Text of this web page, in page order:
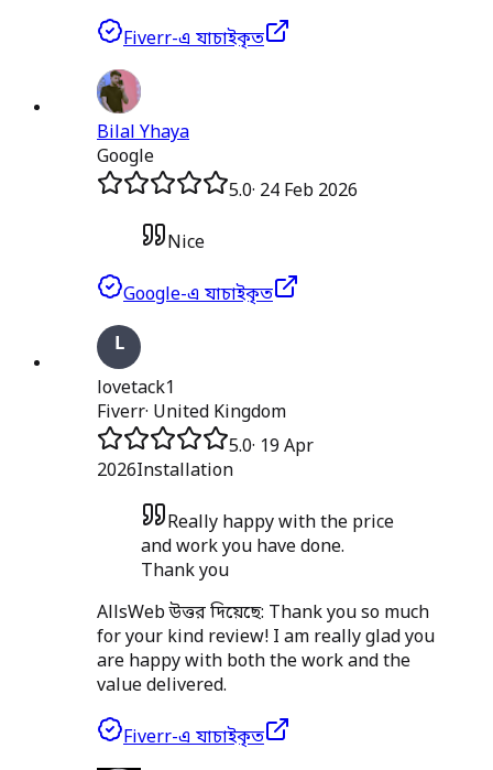
Fiverr-এ যাচাইকৃত
Bilal Yhaya
Google
5.0· 24 Feb 2026
Nice
Google-এ যাচাইকৃত
lovetack1
Fiverr· United Kingdom
5.0· 19 Apr
2026Installation
Really happy with the price
and work you have done.
Thank you
AllsWeb উত্তর দিয়েছে: Thank you so much
for your kind review! I am really glad you
are happy with both the work and the
value delivered.
Fiverr-এ যাচাইকৃত